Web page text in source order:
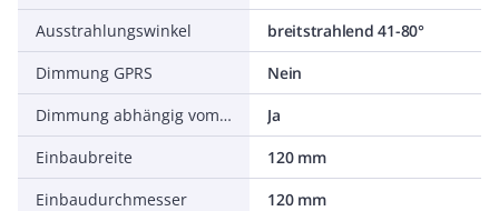
Ausstrahlungswinkel
breitstrahlend 41-80°
Dimmung GPRS
Nein
Dimmung abhängig vom Betriebsgerät
Ja
Einbaubreite
120 mm
Einbaudurchmesser
120 mm